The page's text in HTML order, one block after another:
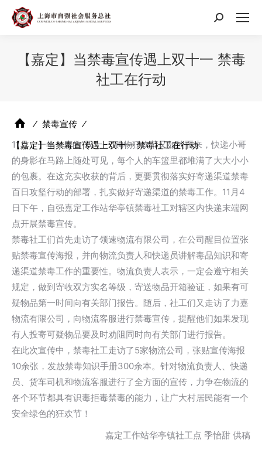
搜
【嘉定】当禁毒宣传遇上双十一 禁毒
社工在行动
⁄ 禁毒宣传 ⁄
【嘉定】当禁毒宣传遇上双十一 禁毒社工在行动
11月，一年一度的“双十一”购物狂欢节又如约而来，快递小哥
的身影在马路上随处可见，每个人的车篮里都堆满了大大小小
的包裹。在这充实收获的背后，更要贯彻落实好寄递渠道禁毒
百日攻坚行动的部署，扎实做好寄递渠道的禁毒工作。11月4
日下午，自强嘉定工作站华亭镇禁毒社工对辖区内快递末端网
点开展禁毒宣传。
禁毒社工们首先走访了领速物流有限公司，在公司醒目位置张
贴禁毒宣传海报，并向物流负责人和快递员讲解毒品知识和寄
递渠道禁毒工作的重要性。物流负责人表示，一定会遵守相关
规定，做到寄收双方实名等级，寄送物品开箱验证，如果有可
疑物品第一时间向有关部门报告。随后，社工们又走访了力嘉
物流有限公司，向物流客服进行禁毒宣传，提醒他们如果发现
有人投寄可疑物品要及时劝阻同时向有关部门进行报告。
在此次宣传中，禁毒社工走访了5家物流公司，张贴宣传海报
10余张，发放禁毒知识手册300余本。针对物流负责人、快递
员、货车司机和物流客服进行了全方面的宣传，力争在物流的
各个环节都具有识毒拒毒禁毒的能力，让广大村居民能有一个
安全绿色的狂欢节！
嘉定工作站华亭镇社工点 季怡甜 供稿